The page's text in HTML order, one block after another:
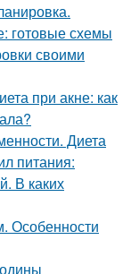
готовые схемы
своими
при акне: как
Диета
питания:
В каких
Особенности